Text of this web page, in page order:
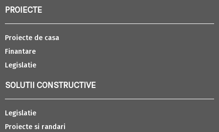
PROIECTE
Proiecte de casa
Finantare
Legislatie
SOLUTII CONSTRUCTIVE
Legislatie
Proiecte si randari